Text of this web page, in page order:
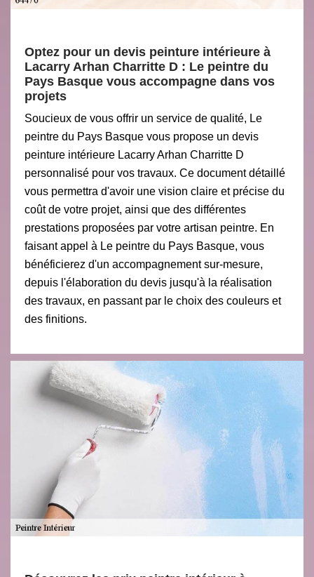
Optez pour un devis peinture intérieure à
Lacarry Arhan Charritte D : Le peintre du
Pays Basque vous accompagne dans vos
projets
Soucieux de vous offrir un service de qualité, Le
peintre du Pays Basque vous propose un devis
peinture intérieure Lacarry Arhan Charritte D
personnalisé pour vos travaux. Ce document détaillé
vous permettra d'avoir une vision claire et précise du
coût de votre projet, ainsi que des différentes
prestations proposées par votre artisan peintre. En
faisant appel à Le peintre du Pays Basque, vous
bénéficierez d'un accompagnement sur-mesure,
depuis l'élaboration du devis jusqu'à la réalisation
des travaux, en passant par le choix des couleurs et
des finitions.